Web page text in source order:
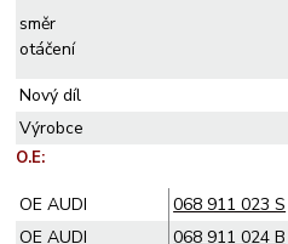
směr
Nový díl
O.E:
OE AUDI
068 911 023 S
OE AUDI
068 911 024 B